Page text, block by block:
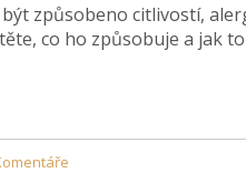
způsobeno citlivostí,
co ho způsobuje a jak